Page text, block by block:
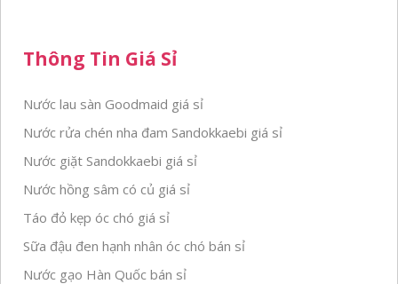
Thông Tin Giá Sỉ
Nước lau sàn Goodmaid giá sỉ
Nước rửa chén nha đam Sandokkaebi giá sỉ
Nước giặt Sandokkaebi giá sỉ
Nước hồng sâm có củ giá sỉ
Táo đỏ kẹp óc chó giá sỉ
Sữa đậu đen hạnh nhân óc chó bán sỉ
Nước gạo Hàn Quốc bán sỉ